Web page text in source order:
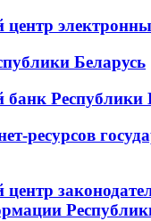
Беларусь
Республики
ресурсов